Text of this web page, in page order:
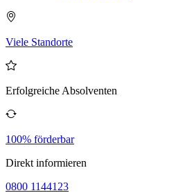
Viele Standorte
Erfolgreiche Absolventen
100% förderbar
Direkt informieren
0800 1144123